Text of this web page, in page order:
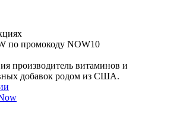
по промокоду NOW10
производитель витаминов и
добавок родом из США.